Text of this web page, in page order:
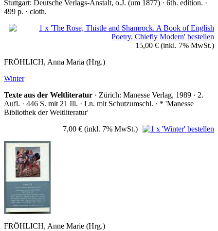
Stuttgart: Deutsche Verlags-Anstalt, o.J. (um 1877) · 6th. edition. ·
499 p. · cloth.
15,00 € (inkl. 7% MwSt.)
FRÖHLICH, Anna Maria (Hrg.)
Winter
Texte aus der Weltliteratur · Zürich: Manesse Verlag, 1989 · 2.
Aufl. · 446 S. mit 21 Ill. · Ln. mit Schutzumschl. · * 'Manesse
Bibliothek der Weltliteratur'
7,00 € (inkl. 7% MwSt.)
FRÖHLICH, Anne Marie (Hrg.)